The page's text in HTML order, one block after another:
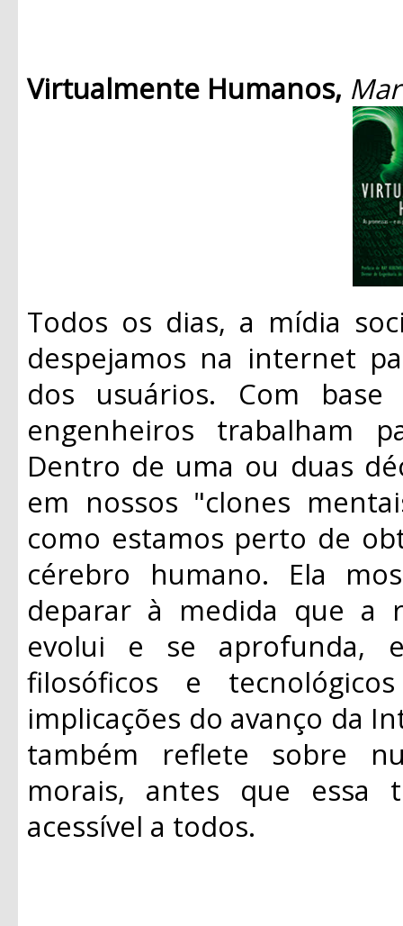
Virtualmente Humanos,
Todos os dias, a mídia
despejamos na internet
dos usuários. Com
engenheiros trabalham
Dentro de uma ou duas
em nossos "clones
como estamos perto de
cérebro humano. Ela
deparar à medida que a
evolui e se aprofunda,
filosóficos e
implicações do avanço da
também reflete sobre
morais, antes que essa
acessível a todos.